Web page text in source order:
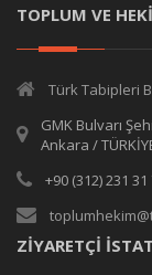
TOPLUM VE
Türk Tabipleri
GMK Bulvarı
Ankara /
+90 (312) 231 31
ZİYARETÇİ